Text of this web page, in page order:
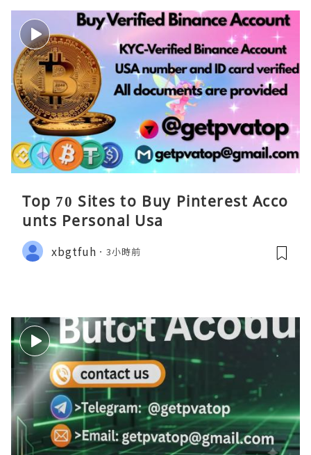
Top 70 Sites to Buy Pinterest Acco
unts Personal Usa
xbgtfuh 3小時前